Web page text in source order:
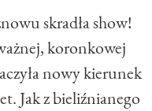
skradła show!
koronkowej
nowy kierunek
Jak z bieliźnianego